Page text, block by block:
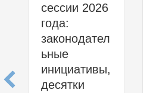
сессии 2026
года:
законодател
ьные
инициативы,
десятки